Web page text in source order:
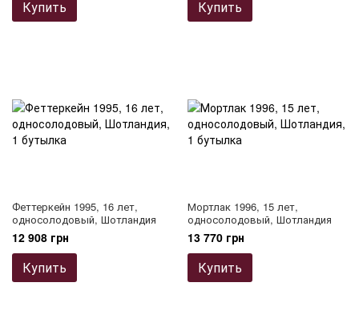
Купить Купить
Феттеркейн 1995, 16 лет,
односолодовый, Шотландия
12 908 грн
Купить
Мортлак 1996, 15 лет,
односолодовый, Шотландия
13 770 грн
Купить